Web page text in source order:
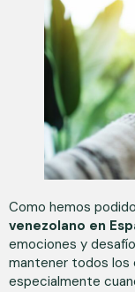
Como hemos
venezolano en
emociones y
mantener todos los
especialmente